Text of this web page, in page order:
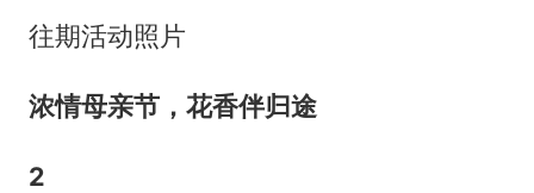
往期活动照片
浓情母亲节，花香伴归途
2